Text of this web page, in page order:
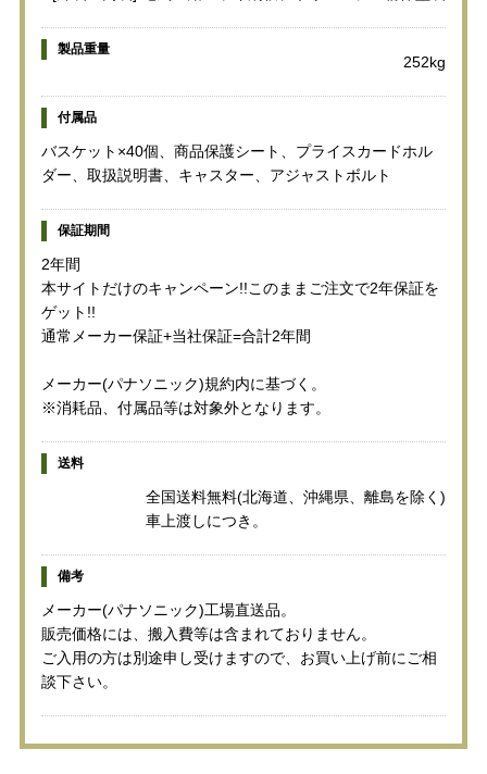
製品重量
252kg
付属品
バスケット×40個、商品保護シート、プライスカードホル
ダー、取扱説明書、キャスター、アジャストボルト
保証期間
2年間
本サイトだけのキャンペーン!!このままご注文で2年保証を
ゲット!!
通常メーカー保証+当社保証=合計2年間
メーカー(パナソニック)規約内に基づく。
※消耗品、付属品等は対象外となります。
送料
全国送料無料(北海道、沖縄県、離島を除く)
車上渡しにつき。
備考
メーカー(パナソニック)工場直送品。
販売価格には、搬入費等は含まれておりません。
ご入用の方は別途申し受けますので、お買い上げ前にご相
談下さい。